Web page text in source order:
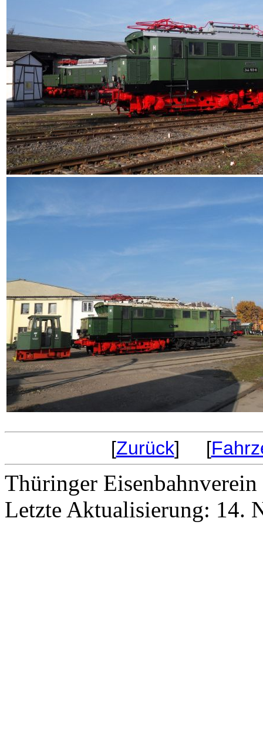
[Zurück] [
Thüringer Eisenbahnverein
Letzte Aktualisierung: 14.